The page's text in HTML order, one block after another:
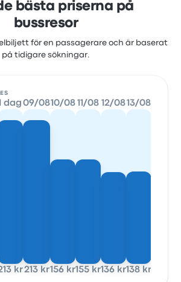
bästa priserna på
bussresor
för en passagerare och är baserat
på tidigare sökningar.
I dag
kr
09/08
213 kr
10/08
156 kr
11/08
155 kr
12/08
136 kr
13/08
138 kr